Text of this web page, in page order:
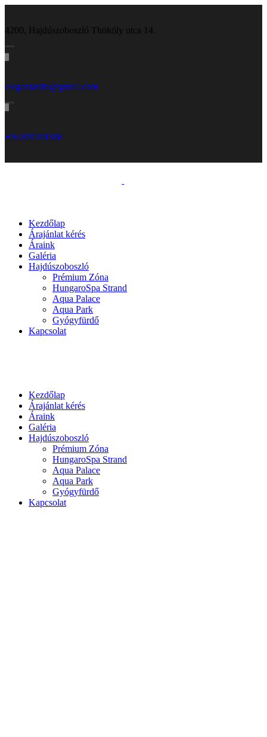
4200, Hajdúszoboszló Thököly utca 14.
elegantattila@gmail.com
+36209704388
Kezdőlap
Árajánlat kérés
Áraink
Galéria
Hajdúszoboszló
Prémium Zóna
HungaroSpa Strand
Aqua Palace
Aqua Park
Gyógyfürdő
Kapcsolat
Kezdőlap
Árajánlat kérés
Áraink
Galéria
Hajdúszoboszló
Prémium Zóna
HungaroSpa Strand
Aqua Palace
Aqua Park
Gyógyfürdő
Kapcsolat